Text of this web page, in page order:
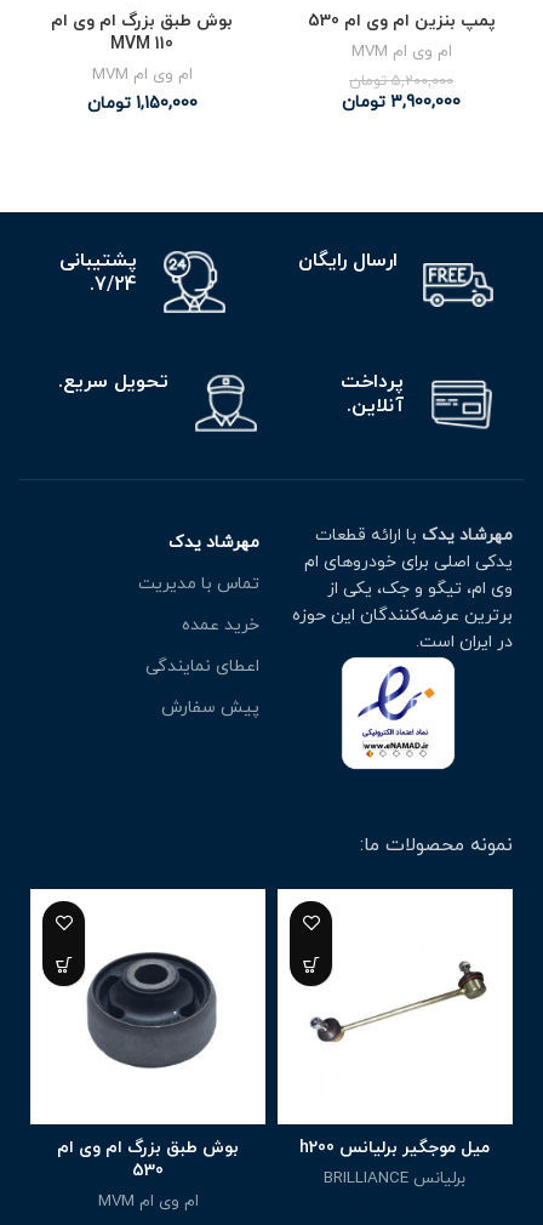
پمپ بنزین ام وی ام 530
ام وی ام MVM
5,200,000 تومان
3,900,000 تومان
بوش طبق بزرگ ام وی ام
MVM 110
ام وی ام MVM
1,150,000 تومان
ارسال رایگان
پشتیبانی
7/24.
پرداخت
آنلاین.
تحویل سریع.
مهرشاد یدک با ارائه قطعات
یدکی اصلی برای خودروهای ام
وی ام، تیگو و جک، یکی از
برترین عرضه‌کنندگان این حوزه
در ایران است.
مهرشاد یدک
تماس با مدیریت
خرید عمده
اعطای نمایندگی
پیش سفارش
نمونه محصولات ما:
میل موجگیر برلیانس h200
برلیانس BRILLIANCE
بوش طبق بزرگ ام وی ام
530
ام وی ام MVM